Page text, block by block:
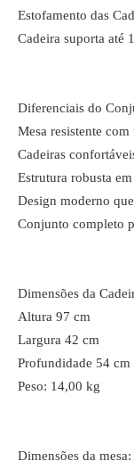
Estofamento das
Cadeira suporta até
Diferenciais do
Mesa resistente
Cadeiras
Estrutura robusta
Design moderno
Conjunto completo
Dimensões da
Altura 97 cm
Largura 42 cm
Profundidade 54 cm
Peso: 14,00 kg
Dimensões da mesa: